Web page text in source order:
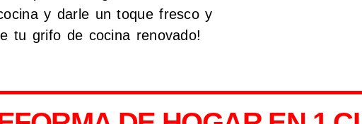
y darle un toque fresco y
tu grifo de cocina renovado!